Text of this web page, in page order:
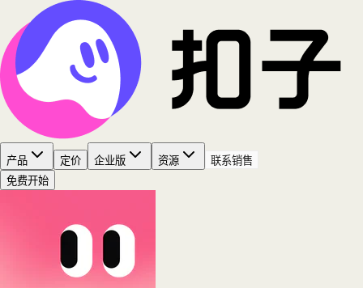
产品 定价 企业版 资源
联系销售
免费开始